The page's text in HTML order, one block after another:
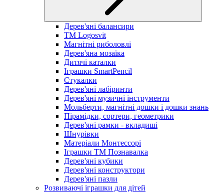
Дерев'яні балансири
TM Logosvit
Магнітні риболовлі
Дерев'яна мозаїка
Дитячі каталки
Іграшки SmartPencil
Стукалки
Дерев'яні лабіринти
Дерев'яні музичні інструменти
Мольберти, магнітні дошки і дошки знань
Пірамідки, сортери, геометрики
Дерев'яні рамки - вкладиші
Шнурівки
Матеріали Монтессорі
Іграшки ТМ Познавалка
Дерев'яні кубики
Дерев'яні конструктори
Дерев'яні пазли
Розвиваючі іграшки для дітей